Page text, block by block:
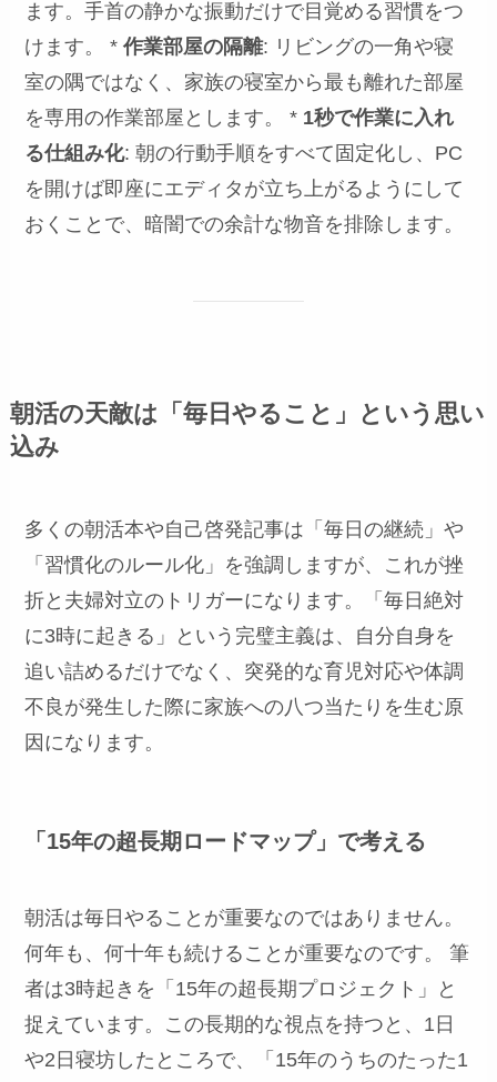
ます。手首の静かな振動だけで目覚める習慣をつ
けます。 *作業部屋の隔離: リビングの一角や寝
室の隅ではなく、家族の寝室から最も離れた部屋
を専用の作業部屋とします。 * 1秒で作業に入れ
る仕組み化: 朝の行動手順をすべて固定化し、PC
を開けば即座にエディタが立ち上がるようにして
おくことで、暗闇での余計な物音を排除します。
朝活の天敵は「毎日やること」という思い
込み
多くの朝活本や自己啓発記事は「毎日の継続」や
「習慣化のルール化」を強調しますが、これが挫
折と夫婦対立のトリガーになります。「毎日絶対
に3時に起きる」という完璧主義は、自分自身を
追い詰めるだけでなく、突発的な育児対応や体調
不良が発生した際に家族への八つ当たりを生む原
因になります。
「15年の超長期ロードマップ」で考える
朝活は毎日やることが重要なのではありません。
何年も、何十年も続けることが重要なのです。 筆
者は3時起きを「15年の超長期プロジェクト」と
捉えています。この長期的な視点を持つと、1日
や2日寝坊したところで、「15年のうちのたった1